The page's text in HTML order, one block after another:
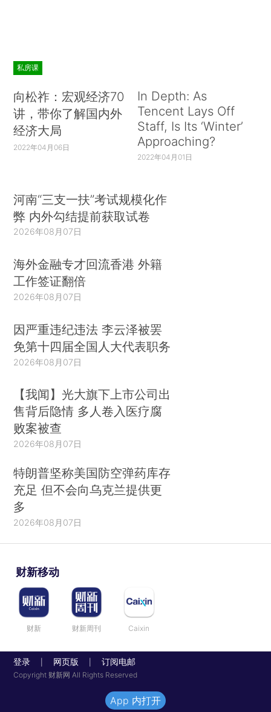
私房课
向松祚：宏观经济70
讲，带你了解国内外
经济大局
2022年04月06日
In Depth: As
Tencent Lays Off
Staff, Is Its ‘Winter’
Approaching?
2022年04月01日
河南“三支一扶”考试规模化作
弊 内外勾结提前获取试卷
2026年08月07日
海外金融专才回流香港 外籍
工作签证翻倍
2026年08月07日
因严重违纪违法 李云泽被罢
免第十四届全国人大代表职务
2026年08月07日
【我闻】光大旗下上市公司出
售背后隐情 多人卷入医疗腐
败案被查
2026年08月07日
特朗普坚称美国防空弹药库存
充足 但不会向乌克兰提供更
多
2026年08月07日
财新移动
财新 财新周刊 Caixin
登录 网页版 订阅电邮
Copyright 财新网 All Rights Reserved
App 内打开